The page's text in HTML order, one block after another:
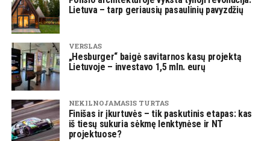
Lietuva – tarp geriausių pasaulinių pavyzdžių
VERSLAS
„Hesburger“ baigė savitarnos kasų projektą
Lietuvoje – investavo 1,5 mln. eurų
NEKILNOJAMASIS TURTAS
Finišas ir įkurtuvės – tik paskutinis etapas: kas
iš tiesų sukuria sėkmę lenktynėse ir NT
projektuose?